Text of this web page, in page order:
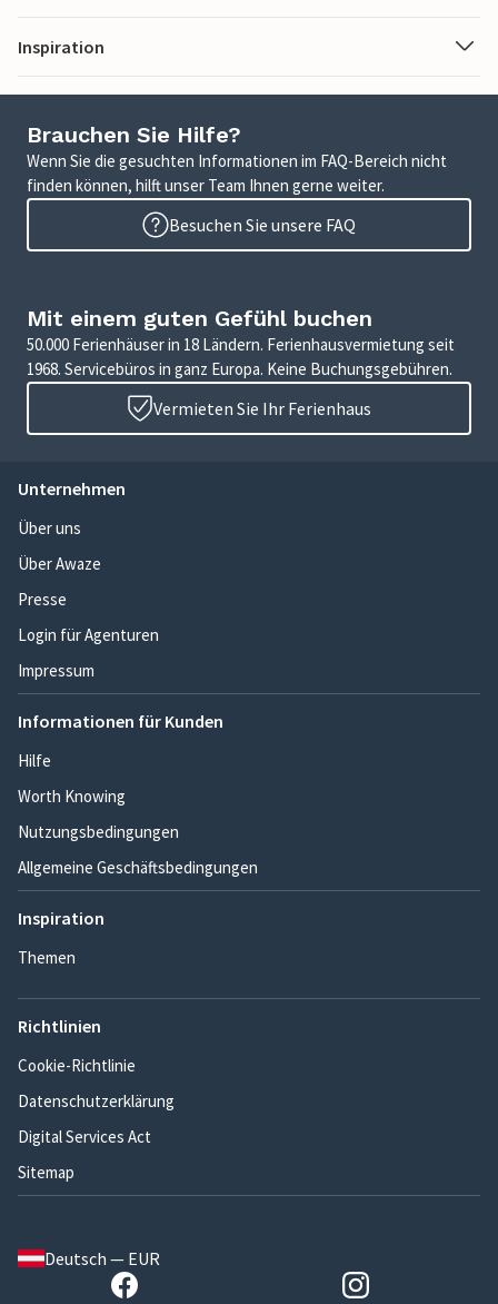
Inspiration
Brauchen Sie Hilfe?
Wenn Sie die gesuchten Informationen im FAQ-Bereich nicht
finden können, hilft unser Team Ihnen gerne weiter.
Besuchen Sie unsere FAQ
Mit einem guten Gefühl buchen
50.000 Ferienhäuser in 18 Ländern. Ferienhausvermietung seit
1968. Servicebüros in ganz Europa. Keine Buchungsgebühren.
Vermieten Sie Ihr Ferienhaus
Unternehmen
Über uns
Über Awaze
Presse
Login für Agenturen
Impressum
Informationen für Kunden
Hilfe
Worth Knowing
Nutzungsbedingungen
Allgemeine Geschäftsbedingungen
Inspiration
Themen
Richtlinien
Cookie-Richtlinie
Datenschutzerklärung
Digital Services Act
Sitemap
Deutsch — EUR